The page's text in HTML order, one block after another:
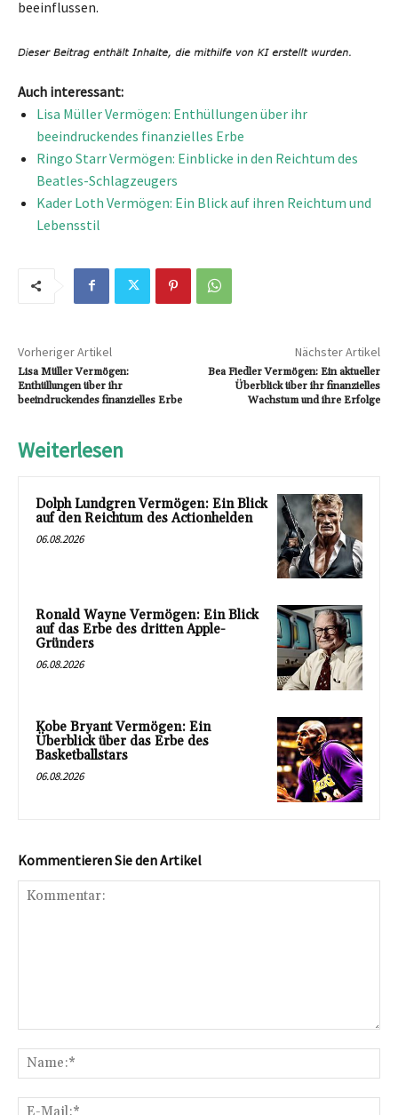
beeinflussen.
Auch interessant:
Lisa Müller Vermögen: Enthüllungen über ihr
beeindruckendes finanzielles Erbe
Ringo Starr Vermögen: Einblicke in den Reichtum des
Beatles-Schlagzeugers
Kader Loth Vermögen: Ein Blick auf ihren Reichtum und
Lebensstil
Vorheriger Artikel
Lisa Müller Vermögen:
Enthüllungen über ihr
beeindruckendes finanzielles Erbe
Nächster Artikel
Bea Fiedler Vermögen: Ein aktueller
Überblick über ihr finanzielles
Wachstum und ihre Erfolge
Weiterlesen
Dolph Lundgren Vermögen: Ein Blick
auf den Reichtum des Actionhelden
06.08.2026
Ronald Wayne Vermögen: Ein Blick
auf das Erbe des dritten Apple-
Gründers
06.08.2026
Kobe Bryant Vermögen: Ein
Überblick über das Erbe des
Basketballstars
06.08.2026
Kommentieren Sie den Artikel